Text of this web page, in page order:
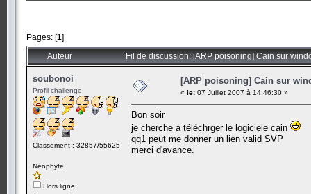
Pages: [1]
Auteur Fil de discussion: [ARP poisoning] Cain sur
soubonoi
Profil challenge
Classement : 32857/55625
Néophyte
Hors ligne
[ARP poisoning] Cain sur
« le: 07 Juillet 2007 à 14:46:30 »
Bon soir
je cherche a téléchrger le logiciele cain
qq1 peut me donner un lien valid SVP
merci d'avance.